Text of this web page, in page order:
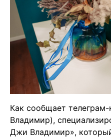
Как сообщает
Владимир),
Джи Владимир»,